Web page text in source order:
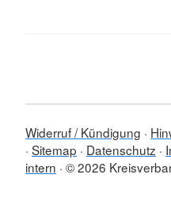
Widerruf / Kündigung
Sitemap
Datenschutz
intern © 2026